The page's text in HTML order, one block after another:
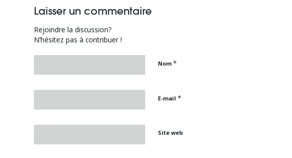
Laisser un commentaire
Rejoindre la discussion?
N’hésitez pas à contribuer !
Nom *
E-mail *
Site web